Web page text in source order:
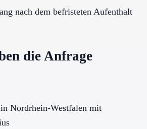
nach dem befristeten Aufenthalt
die Anfrage
Nordrhein-Westfalen mit